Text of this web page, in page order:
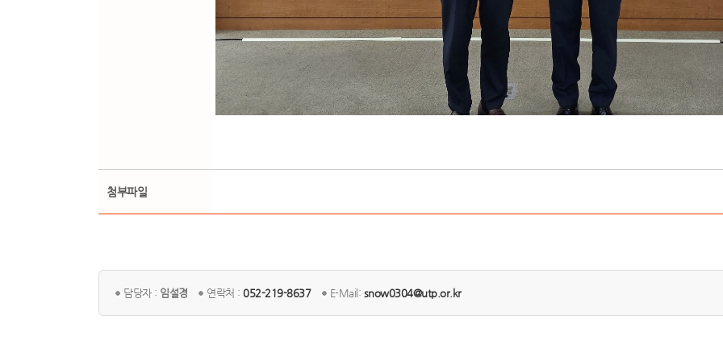
첨부파일
담당자 : 임설경 연락처 : 052-219-8637 E-Mail: snow0304@utp.or.kr